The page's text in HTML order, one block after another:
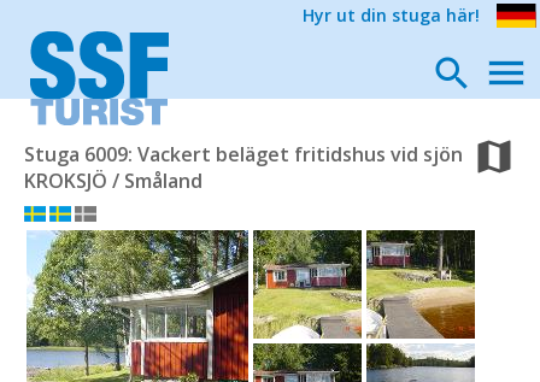
Hyr ut din stuga här!
Stuga 6009: Vackert beläget fritidshus vid sjön
KROKSJÖ / Småland